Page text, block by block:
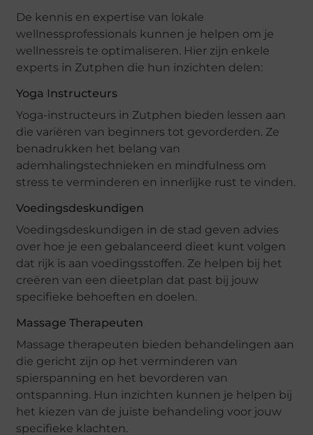
De kennis en expertise van lokale
wellnessprofessionals kunnen je helpen om je
wellnessreis te optimaliseren. Hier zijn enkele
experts in Zutphen die hun inzichten delen:
Yoga Instructeurs
Yoga-instructeurs in Zutphen bieden lessen aan
die variëren van beginners tot gevorderden. Ze
benadrukken het belang van
ademhalingstechnieken en mindfulness om
stress te verminderen en innerlijke rust te vinden.
Voedingsdeskundigen
Voedingsdeskundigen in de stad geven advies
over hoe je een gebalanceerd dieet kunt volgen
dat rijk is aan voedingsstoffen. Ze helpen bij het
creëren van een dieetplan dat past bij jouw
specifieke behoeften en doelen.
Massage Therapeuten
Massage therapeuten bieden behandelingen aan
die gericht zijn op het verminderen van
spierspanning en het bevorderen van
ontspanning. Hun inzichten kunnen je helpen bij
het kiezen van de juiste behandeling voor jouw
specifieke klachten.